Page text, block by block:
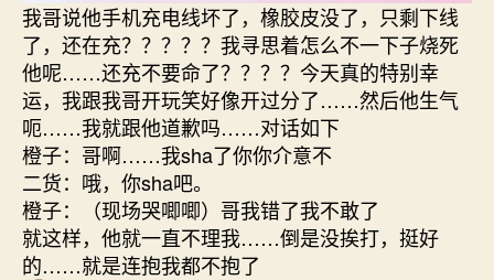
我哥说他手机充电线坏了，橡胶皮没了，只剩下线
了，还在充？？？？？我寻思着怎么不一下子烧死
他呢……还充不要命了？？？？今天真的特别幸
运，我跟我哥开玩笑好像开过分了……然后他生气
呃……我就跟他道歉吗……对话如下
橙子：哥啊……我sha了你你介意不
二货：哦，你sha吧。
橙子：（现场哭唧唧）哥我错了我不敢了
就这样，他就一直不理我……倒是没挨打，挺好
的……就是连抱我都不抱了